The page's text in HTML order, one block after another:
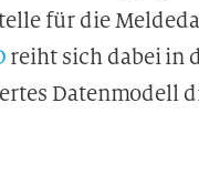
für die
reiht sich dabei in